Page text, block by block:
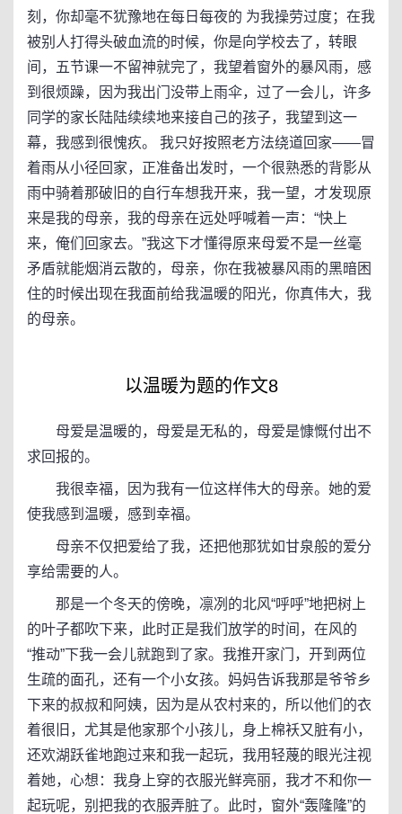
刻，你却毫不犹豫地在每日每夜的 为我操劳过度；在我
被别人打得头破血流的时候，你是向学校去了，转眼
间，五节课一不留神就完了，我望着窗外的暴风雨，感
到很烦躁，因为我出门没带上雨伞，过了一会儿，许多
同学的家长陆陆续续地来接自己的孩子，我望到这一
幕，我感到很愧疚。 我只好按照老方法绕道回家——冒
着雨从小径回家，正准备出发时，一个很熟悉的背影从
雨中骑着那破旧的自行车想我开来，我一望，才发现原
来是我的母亲，我的母亲在远处呼喊着一声：“快上
来，俺们回家去。”我这下才懂得原来母爱不是一丝毫
矛盾就能烟消云散的，母亲，你在我被暴风雨的黑暗困
住的时候出现在我面前给我温暖的阳光，你真伟大，我
的母亲。
以温暖为题的作文8
母爱是温暖的，母爱是无私的，母爱是慷慨付出不
求回报的。
我很幸福，因为我有一位这样伟大的母亲。她的爱
使我感到温暖，感到幸福。
母亲不仅把爱给了我，还把他那犹如甘泉般的爱分
享给需要的人。
那是一个冬天的傍晚，凛冽的北风“呼呼”地把树上
的叶子都吹下来，此时正是我们放学的时间，在风的
“推动”下我一会儿就跑到了家。我推开家门，开到两位
生疏的面孔，还有一个小女孩。妈妈告诉我那是爷爷乡
下来的叔叔和阿姨，因为是从农村来的，所以他们的衣
着很旧，尤其是他家那个小孩儿，身上棉袄又脏有小，
还欢湖跃雀地跑过来和我一起玩，我用轻蔑的眼光注视
着她，心想：我身上穿的衣服光鲜亮丽，我才不和你一
起玩呢，别把我的衣服弄脏了。此时，窗外“轰隆隆”的